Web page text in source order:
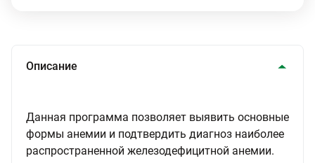
Описание
Данная программа позволяет выявить основные
формы анемии и подтвердить диагноз наиболее
распространенной железодефицитной анемии.